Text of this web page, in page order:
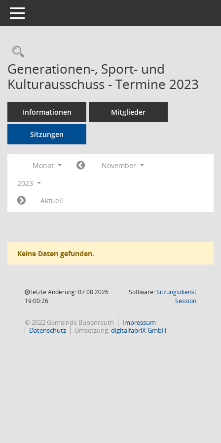
Toggle navigation
Rechercheauswahl
Generationen-, Sport- und
Kulturausschuss - Termine 2023
Informationen Mitglieder
Sitzungen
Monat
November
2023
Aktuell
Keine Daten gefunden.
letzte Änderung: 07.08.2026
19:00:26
Software:Sitzungsdienst
Session(Wird in
© 2022 Gemeinde Bubenreuth
Impressum
Datenschutz
Umsetzung:digitalfabriX GmbH